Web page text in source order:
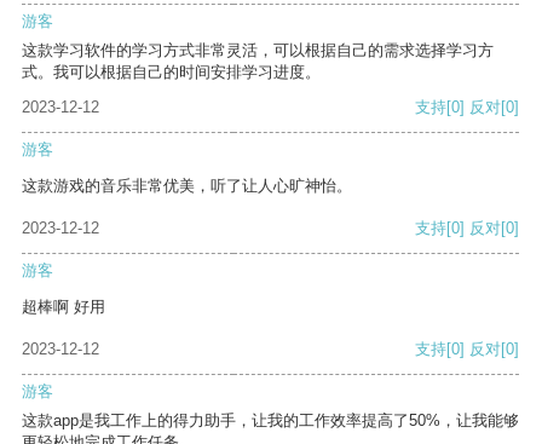
游客
这款学习软件的学习方式非常灵活，可以根据自己的需求选择学习方
式。我可以根据自己的时间安排学习进度。
2023-12-12
支持[0] 反对[0]
游客
这款游戏的音乐非常优美，听了让人心旷神怡。
2023-12-12 支持[0] 反对[0]
游客
超棒啊 好用
2023-12-12 支持[0] 反对[0]
游客
这款app是我工作上的得力助手，让我的工作效率提高了50%，让我能够